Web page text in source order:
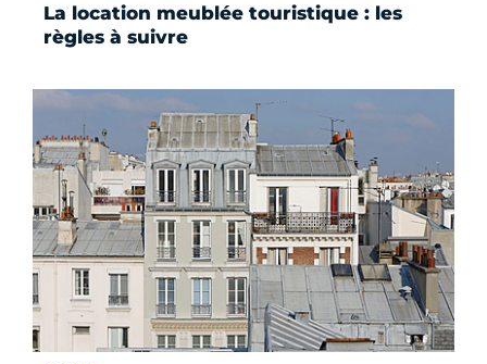
La location meublée touristique : les
règles à suivre